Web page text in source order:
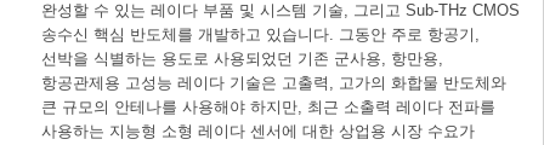
완성할 수 있는 레이다 부품 및 시스템 기술, 그리고 Sub-THz CMOS
송수신 핵심 반도체를 개발하고 있습니다. 그동안 주로 항공기,
선박을 식별하는 용도로 사용되었던 기존 군사용, 항만용,
항공관제용 고성능 레이다 기술은 고출력, 고가의 화합물 반도체와
큰 규모의 안테나를 사용해야 하지만, 최근 소출력 레이다 전파를
사용하는 지능형 소형 레이다 센서에 대한 상업용 시장 수요가